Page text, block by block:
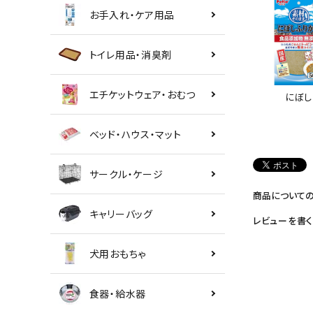
お手入れ・ケア用品
トイレ用品・消臭剤
エチケットウェア・おむつ
ベッド・ハウス・マット
サークル・ケージ
キャリーバッグ
犬用おもちゃ
食器・給水器
にぼし
商品について
レビューを書く